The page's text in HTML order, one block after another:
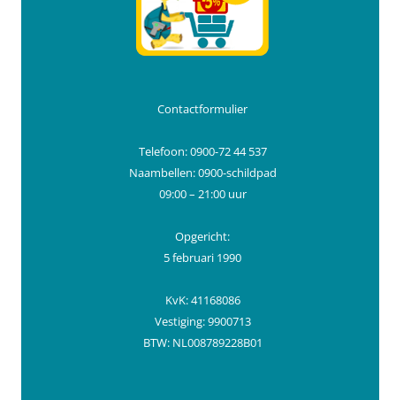
Contactformulier
Telefoon: 0900-72 44 537
Naambellen: 0900-schildpad
09:00 – 21:00 uur
Opgericht:
5 februari 1990
KvK: 41168086
Vestiging: 9900713
BTW: NL008789228B01